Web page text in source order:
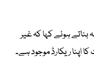
بناتے ہوئے کہا کہ غیر
ریکارڈ موجود ہے۔